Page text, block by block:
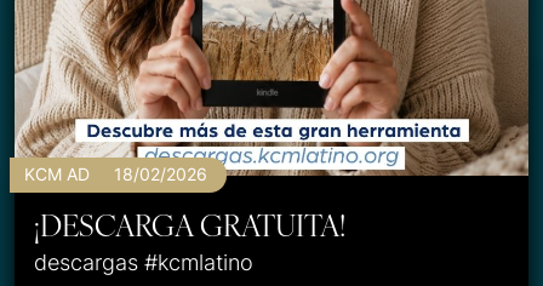
KCM AD 18/02/2026
¡DESCARGA GRATUITA!
descargas #kcmlatino